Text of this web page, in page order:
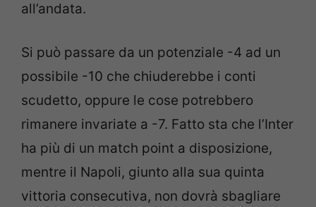
all’andata.
Si può passare da un potenziale -4 ad un
possibile -10 che chiuderebbe i conti
scudetto, oppure le cose potrebbero
rimanere invariate a -7. Fatto sta che l’Inter
ha più di un match point a disposizione,
mentre il Napoli, giunto alla sua quinta
vittoria consecutiva, non dovrà sbagliare